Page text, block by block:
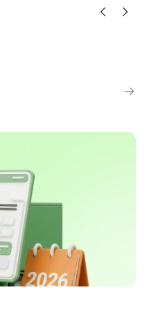
с контрагентами